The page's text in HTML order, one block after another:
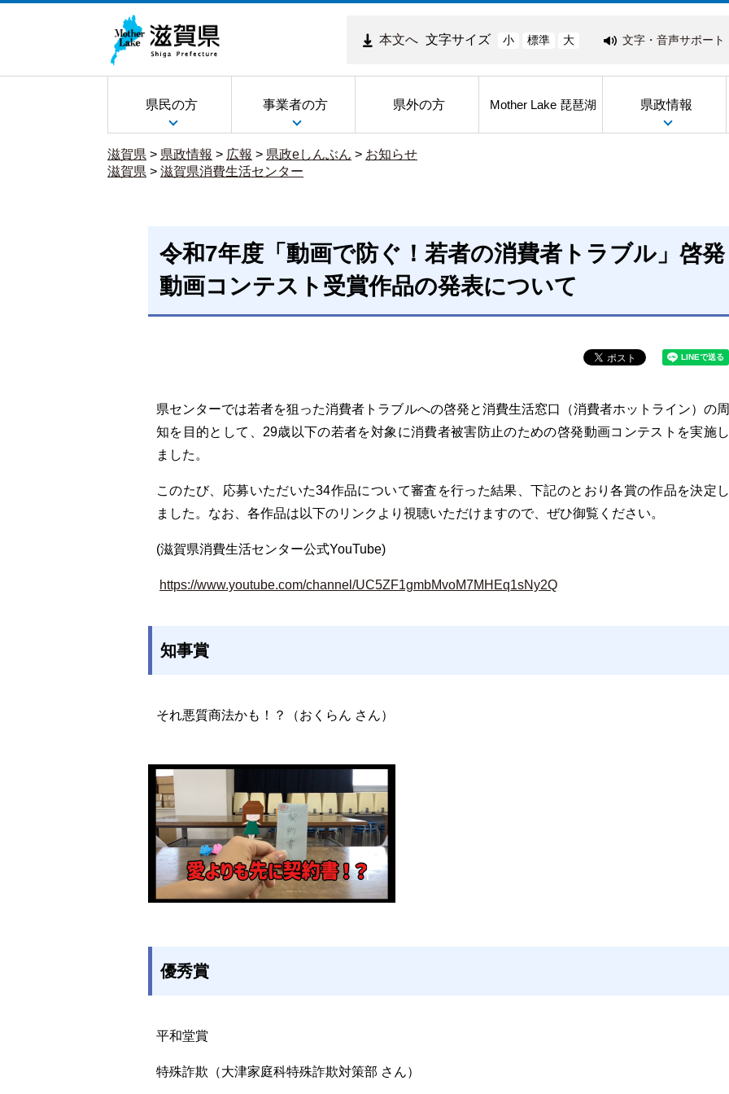
本文へ 文字サイズ 小 標準 大 文字・音声サポート
県民の方 事業者の方 県外の方 Mother Lake 琵琶湖 県政情報
滋賀県 > 県政情報 > 広報 > 県政eしんぶん > お知らせ
滋賀県 > 滋賀県消費生活センター
令和7年度「動画で防ぐ！若者の消費者トラブル」啓発
動画コンテスト受賞作品の発表について
県センターでは若者を狙った消費者トラブルへの啓発と消費生活窓口（消費者ホットライン）の周
知を目的として、29歳以下の若者を対象に消費者被害防止のための啓発動画コンテストを実施し
ました。
このたび、応募いただいた34作品について審査を行った結果、下記のとおり各賞の作品を決定し
ました。なお、各作品は以下のリンクより視聴いただけますので、ぜひ御覧ください。
(滋賀県消費生活センター公式YouTube)
https://www.youtube.com/channel/UC5ZF1gmbMvoM7MHEq1sNy2Q
知事賞
それ悪質商法かも！？（おくらん さん）
優秀賞
平和堂賞
特殊詐欺（大津家庭科特殊詐欺対策部 さん）